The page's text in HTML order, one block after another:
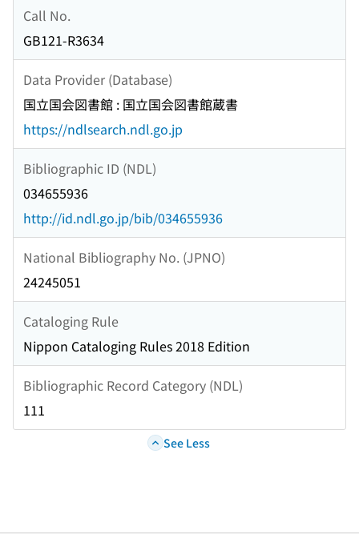
Call No.
GB121-R3634
Data Provider (Database)
国立国会図書館 : 国立国会図書館蔵書
https://ndlsearch.ndl.go.jp
Bibliographic ID (NDL)
034655936
http://id.ndl.go.jp/bib/034655936
National Bibliography No. (JPNO)
24245051
Cataloging Rule
Nippon Cataloging Rules 2018 Edition
Bibliographic Record Category (NDL)
111
See Less